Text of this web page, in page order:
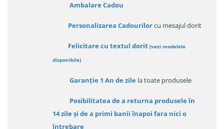
Ambalare Cadou
Personalizarea Cadourilorcu mesajul dorit
Felicitare cu textul dorit (vezi modelele
disponibile)
Garanție 1 An de zile la toate produsele
Posibilitatea de a returna produsele în
14 zileși de a primi banii înapoi fara nici o
întrebare